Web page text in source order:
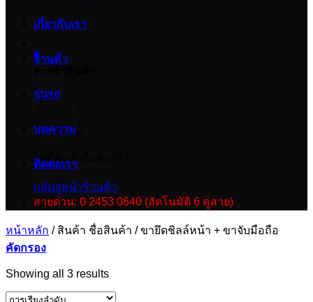
0
ไม่มีสินค้าในตะกร้า
กลับสู่หน้าร้านค้า
เกี่ยวกับเรา
ร้านค้า
รุ่นรถ
บทความ
ติดต่อเรา
สายด่วน: 0 2453 0640 (อัตโนมัติ 6 คู่สาย)
หน้าหลัก /สินค้า ชื่อสินค้า /ขายึดชิลล์หน้า + ขาจับมือถือ
คัดกรอง
Showing all 3 results